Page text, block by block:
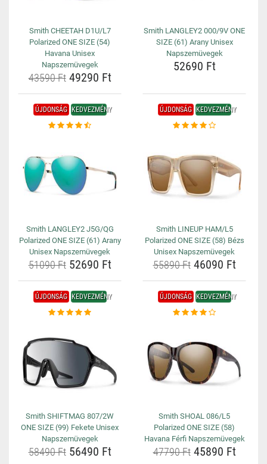
Smith CHEETAH D1U/L7
Polarized ONE SIZE (54)
Havana Unisex
Napszemüvegek
43590 Ft49290 Ft
Smith LANGLEY2 000/9V ONE
SIZE (61) Arany Unisex
Napszemüvegek
52690 Ft
ÚJDONSÁG KEDVEZMÉNY
Smith LANGLEY2 J5G/QG
Polarized ONE SIZE (61) Arany
Unisex Napszemüvegek
51090 Ft52690 Ft
ÚJDONSÁG KEDVEZMÉNY
Smith LINEUP HAM/L5
Polarized ONE SIZE (58) Bézs
Unisex Napszemüvegek
55890 Ft46090 Ft
ÚJDONSÁG KEDVEZMÉNY
Smith SHIFTMAG 807/2W
ONE SIZE (99) Fekete Unisex
Napszemüvegek
58490 Ft56490 Ft
ÚJDONSÁG KEDVEZMÉNY
Smith SHOAL 086/L5
Polarized ONE SIZE (58)
Havana Férfi Napszemüvegek
47790 Ft45890 Ft